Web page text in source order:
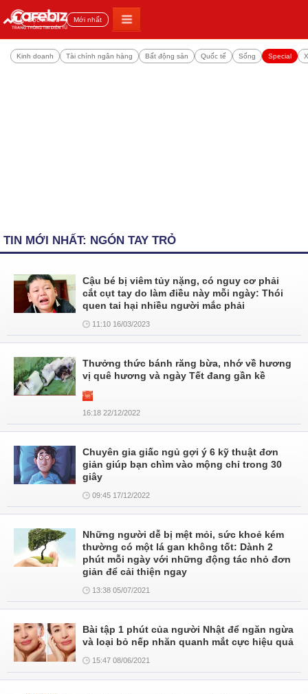
Đọc nhiều Mới nhất
Kinh doanh Tài chính ngân hàng Bất động sản Quốc tế Sống Special
TIN MỚI NHẤT: NGÓN TAY TRỎ
Cậu bé bị viêm tủy nặng, có nguy cơ phải
cắt cụt tay do làm điều này mỗi ngày: Thói
quen tai hại nhiều người mắc phải
11:10 16/03/2023
Thưởng thức bánh răng bừa, nhớ về hương
vị quê hương và ngày Tết đang gần kề
16:18 22/12/2022
Chuyên gia giấc ngủ gợi ý 6 kỹ thuật đơn
giản giúp bạn chìm vào mộng chỉ trong 30
giây
09:45 17/12/2022
Những người dễ bị mệt mỏi, sức khoẻ kém
thường có một lá gan không tốt: Dành 2
phút mỗi ngày với những động tác nhỏ đơn
giản để cải thiện ngay
13:38 05/07/2021
Bài tập 1 phút của người Nhật để ngăn ngừa
và loại bỏ nếp nhăn quanh mắt cực hiệu quả
15:47 08/06/2021